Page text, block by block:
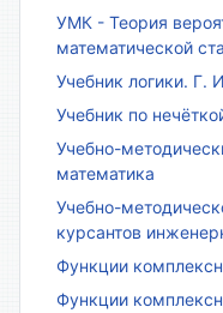
УМК - Теория
математической
Учебник логики. Г.
Учебник по
Учебно-
математика
Учебно-
курсантов
Функции
Функции